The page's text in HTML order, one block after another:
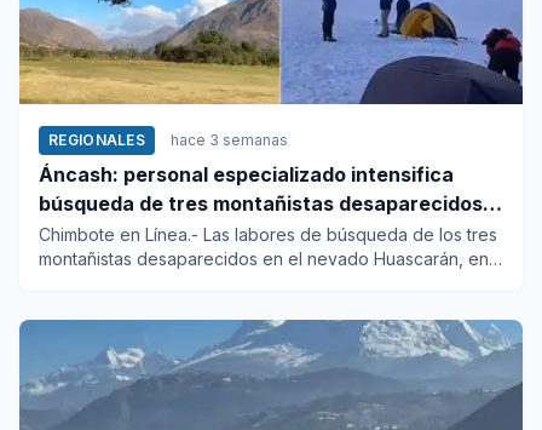
REGIONALES hace 3 semanas
Áncash: personal especializado intensifica
búsqueda de tres montañistas desaparecidos
en el Huascarán
Chimbote en Línea.- Las labores de búsqueda de los tres
montañistas desaparecidos en el nevado Huascarán, en